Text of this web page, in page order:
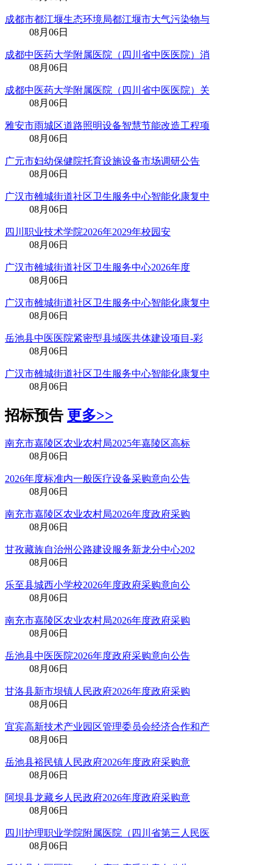
成都市都江堰生态环境局都江堰市大气污染物与
08月06日
成都中医药大学附属医院（四川省中医医院）消
08月06日
成都中医药大学附属医院（四川省中医医院）关
08月06日
雅安市雨城区道路照明设备智慧节能改造工程项
08月06日
广元市妇幼保健院托育设施设备市场调研公告
08月06日
广汉市雒城街道社区卫生服务中心智能化康复中
08月06日
四川职业技术学院2026年2029年校园安
08月06日
广汉市雒城街道社区卫生服务中心2026年度
08月06日
广汉市雒城街道社区卫生服务中心智能化康复中
08月06日
岳池县中医医院紧密型县域医共体建设项目-彩
08月06日
广汉市雒城街道社区卫生服务中心智能化康复中
08月06日
招标预告 更多>>
南充市嘉陵区农业农村局2025年嘉陵区高标
08月06日
2026年度标准内一般医疗设备采购意向公告
08月06日
南充市嘉陵区农业农村局2026年度政府采购
08月06日
甘孜藏族自治州公路建设服务新龙分中心202
08月06日
乐至县城西小学校2026年度政府采购意向公
08月06日
南充市嘉陵区农业农村局2026年度政府采购
08月06日
岳池县中医医院2026年度政府采购意向公告
08月06日
甘洛县新市坝镇人民政府2026年度政府采购
08月06日
宜宾高新技术产业园区管理委员会经济合作和产
08月06日
岳池县裕民镇人民政府2026年度政府采购意
08月06日
阿坝县龙藏乡人民政府2026年度政府采购意
08月06日
四川护理职业学院附属医院（四川省第三人民医
08月06日